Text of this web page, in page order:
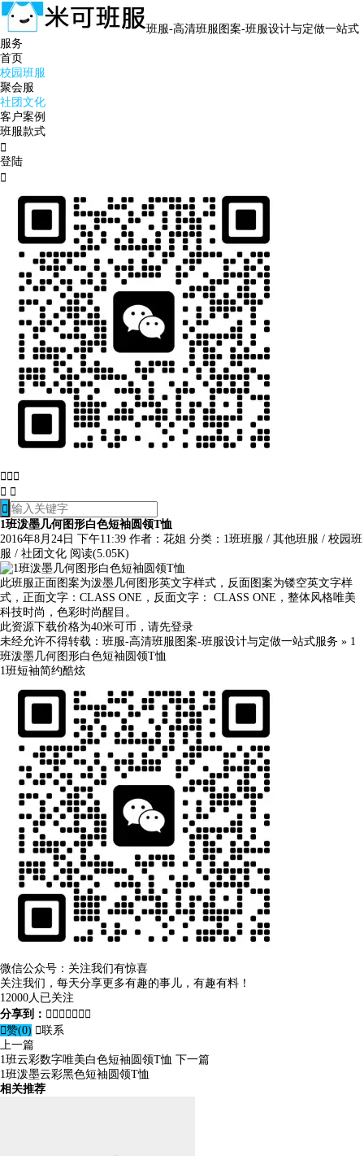
班服-高清班服图案-班服设计与定做一站式
服务
首页
校园班服
聚会服
社团文化
客户案例
班服款式

登陆

  
 

1班泼墨几何图形白色短袖圆领T恤
2016年8月24日 下午11:39 作者：花姐 分类： 1班班服 / 其他班服 / 校园班
服 / 社团文化 阅读(5.05K)
此班服正面图案为泼墨几何图形英文字样式，反面图案为镂空英文字样
式，正面文字：CLASS ONE，反面文字： CLASS ONE，整体风格唯美
科技时尚，色彩时尚醒目。
此资源下载价格为40米可币，请先登录
未经允许不得转载： 班服-高清班服图案-班服设计与定做一站式服务 » 1
班泼墨几何图形白色短袖圆领T恤
1班短袖简约酷炫
微信公众号：关注我们有惊喜
关注我们，每天分享更多有趣的事儿，有趣有料！
12000人已关注
分享到：       
赞(0) 联系
上一篇
1班云彩数字唯美白色短袖圆领T恤 下一篇
1班泼墨云彩黑色短袖圆领T恤
相关推荐